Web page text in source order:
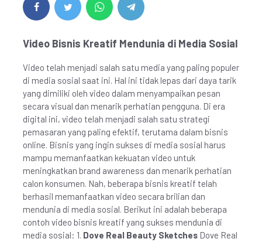
Video Bisnis Kreatif Mendunia di Media Sosial
Video telah menjadi salah satu media yang paling populer
di media sosial saat ini. Hal ini tidak lepas dari daya tarik
yang dimiliki oleh video dalam menyampaikan pesan
secara visual dan menarik perhatian pengguna. Di era
digital ini, video telah menjadi salah satu strategi
pemasaran yang paling efektif, terutama dalam bisnis
online. Bisnis yang ingin sukses di media sosial harus
mampu memanfaatkan kekuatan video untuk
meningkatkan brand awareness dan menarik perhatian
calon konsumen. Nah, beberapa bisnis kreatif telah
berhasil memanfaatkan video secara brilian dan
mendunia di media sosial. Berikut ini adalah beberapa
contoh video bisnis kreatif yang sukses mendunia di
media sosial: 1. Dove Real Beauty Sketches Dove Real